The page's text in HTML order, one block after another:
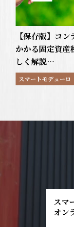
【保存版】コ
かかる固定資産
しく解説…
スマートモデューロ
スマ
オン